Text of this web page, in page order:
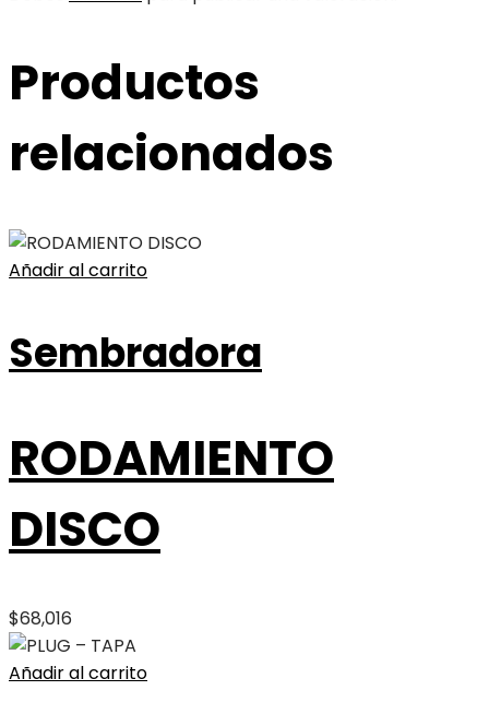
Productos
relacionados
Añadir al carrito
Sembradora
RODAMIENTO
DISCO
$68,016
Añadir al carrito